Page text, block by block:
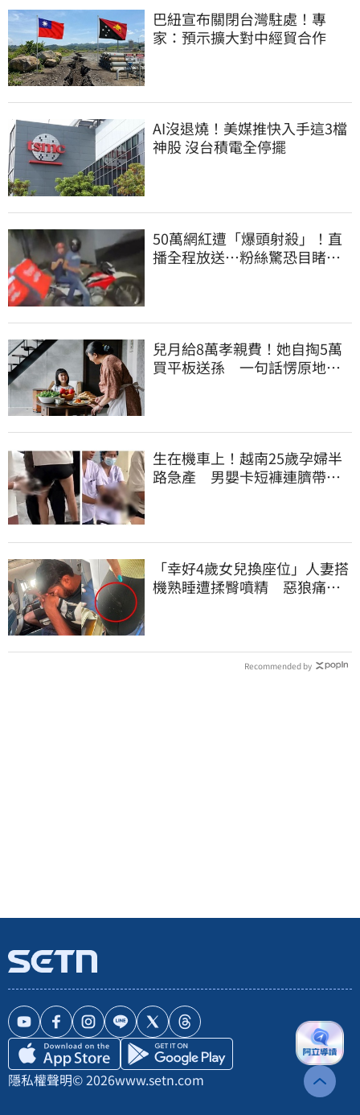
巴紐宣布關閉台灣駐處！專
家：預示擴大對中經貿合作
AI沒退燒！美媒推快入手這3檔
神股 沒台積電全停擺
50萬網紅遭「爆頭射殺」！直
播全程放送…粉絲驚恐目睹慘
兒月給8萬孝親費！她自掏5萬
買平板送孫 一句話愣原地
生在機車上！越南25歲孕婦半
路急產 男嬰卡短褲連臍帶奔
「幸好4歲女兒換座位」人妻搭
機熟睡遭揉臀噴精 惡狼痛哭
Recommended by
隱私權聲明© 2026www.setn.com